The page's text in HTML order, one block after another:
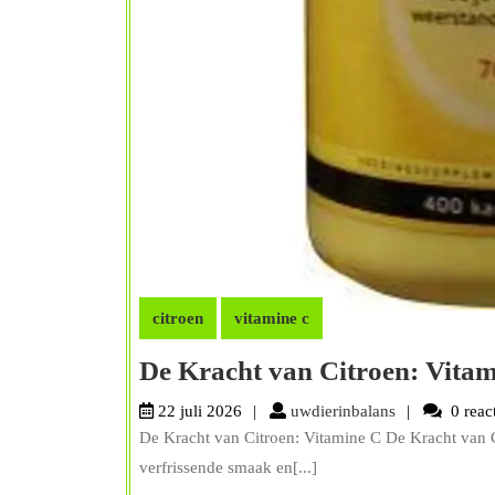
citroen vitamine c
De Kracht van Citroen:
22 juli 2026 uwdierinbalans
0
De Kracht van Citroen: Vitamine C De Kracht van
verfrissende smaak en[...]